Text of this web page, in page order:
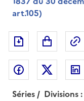
art.105)
Exporter le
Partager sur
Séries / Divisions :